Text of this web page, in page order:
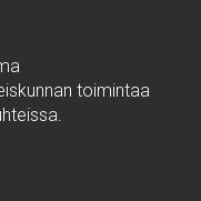
toimintaa